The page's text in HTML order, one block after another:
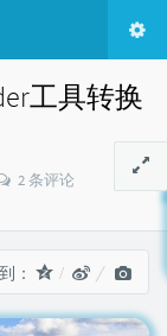
工具转换
2 条评论
：